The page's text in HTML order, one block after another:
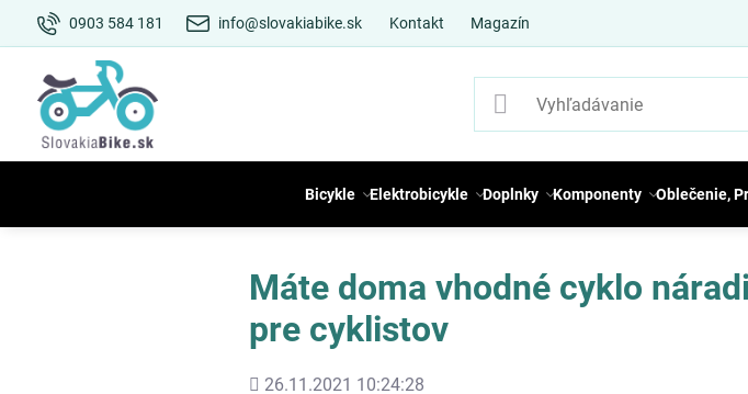
0903 584 181 info@slovakiabike.sk Kontakt Magazín
Bicykle Elektrobicykle Doplnky Komponenty Oblečenie,
Máte doma vhodné cyklo
pre cyklistov
Pridané
26.11.2021 10:24:28